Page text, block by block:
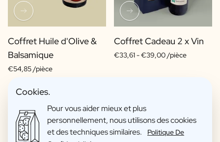
Coffret Huile d'Olive &
Balsamique
€54,85 /pièce
Coffret Cadeau 2 x Vin
€33,61 -€39,00 /pièce
Cookies.
Pour vous aider mieux et plus
personnellement, nous utilisons des cookies
et des techniques similaires.
Politique De